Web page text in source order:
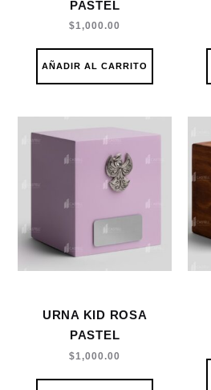
PASTEL
$1,000.00
AÑADIR AL CARRITO
URNA KID ROSA
PASTEL
$1,000.00